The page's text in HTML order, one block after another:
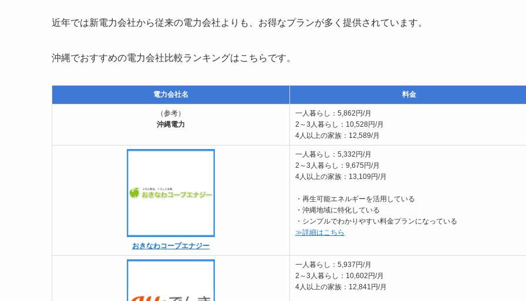
近年では新電力会社から従来の電力会社よりも、お得なプランが多く提供されています。
沖縄でおすすめの電力会社比較ランキングはこちらです。
電力会社名 料金
（参考）
沖縄電力
一人暮らし：5,862円/月
2～3人暮らし：10,528円/月
4人以上の家族：12,589/月
おきなわコープエナジー
一人暮らし：5,332円/月
2～3人暮らし：9,675円/月
4人以上の家族：13,109円/月
・再生可能エネルギーを活用している
・沖縄地域に特化している
・シンプルでわかりやすい料金プランになっている
≫詳細はこちら
一人暮らし：5,937円/月
2～3人暮らし：10,602円/月
4人以上の家族：12,841円/月